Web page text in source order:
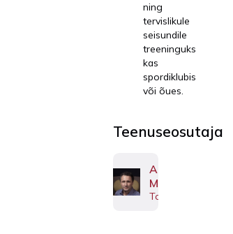
ning
tervislikule
seisundile
treeninguks
kas
spordiklubis
või õues.
Teenuseosutaja
Artur
Minenko
Toitumisspetsialist